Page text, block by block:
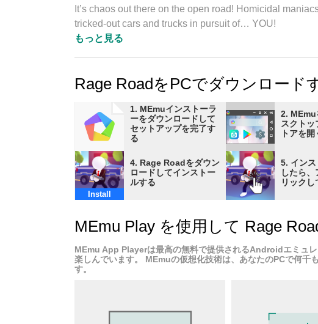
It’s chaos out there on the open road! Homicidal
tricked-out cars and trucks in pursuit of… YOU!
Crouched in the back of a pickup with just your gun and
もっと見る
Rage RoadをPCでダウンロード
1. MEmuインストーラ
ーをダウンロードして
セットアップを完了す
る
2. MEmu
スクト
トアを開
Install
4. Rage Roadをダウン
ロードしてインストー
ルする
5. イン
したら、
リックし
MEmu Play を使用して Rage
MEmu App Playerは最高の無料で提供されるAndroidエミュ
楽しんでいます。 MEmuの仮想化技術は、あなたのPCで何
す。